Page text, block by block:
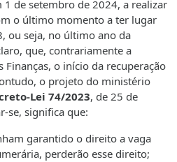
de setembro de 2024, a realizar
o último momento a ter lugar
ou seja, no último ano da
que, contrariamente a
o início da recuperação
o projeto do ministério
Lei 74/2023, de 25 de
se, significa que:
garantido o direito a vaga
perderão esse direito;